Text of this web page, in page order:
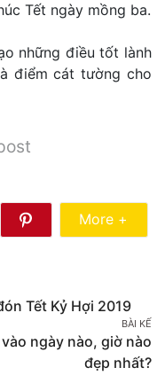
Tết ngày mồng ba.
những điều tốt lành
điểm cát tường cho
Share
More +
Tết Kỷ Hợi 2019
BÀI KẾ
ngày nào, giờ nào
đẹp nhất?